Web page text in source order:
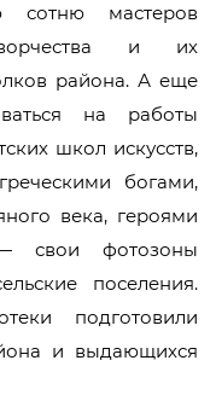
мастеров
и их
района. А еще
на работы
школ искусств,
богами,
века, героями
свои фотозоны
поселения.
подготовили
и выдающихся